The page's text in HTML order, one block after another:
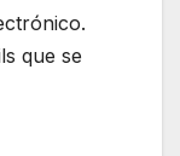
que se